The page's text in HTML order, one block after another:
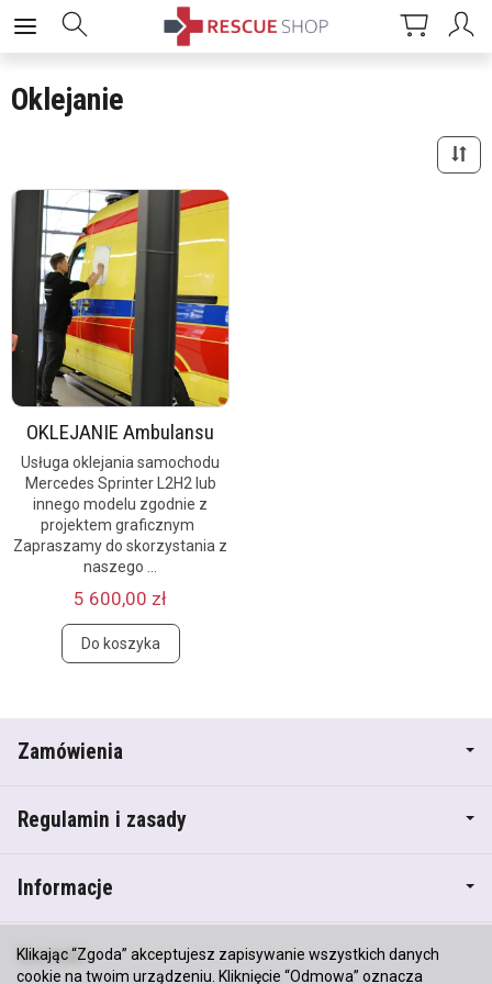
Oklejanie
OKLEJANIE Ambulansu
Usługa oklejania samochodu
Mercedes Sprinter L2H2 lub
innego modelu zgodnie z
projektem graficznym
Zapraszamy do skorzystania z
naszego ...
5 600,00 zł
Do koszyka
Zamówienia
Regulamin i zasady
Informacje
Kontakt
Klikając “Zgoda” akceptujesz zapisywanie wszystkich danych
cookie na twoim urządzeniu. Kliknięcie “Odmowa” oznacza